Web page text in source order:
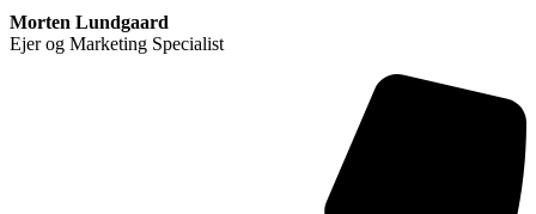
Morten Lundgaard
Ejer og Marketing Specialist